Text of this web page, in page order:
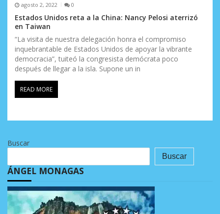
agosto 2, 2022 0
Estados Unidos reta a la China: Nancy Pelosi aterrizó
en Taiwan
“La visita de nuestra delegación honra el compromiso
inquebrantable de Estados Unidos de apoyar la vibrante
democracia”, tuiteó la congresista demócrata poco
después de llegar a la isla. Supone un in
READ MORE
Buscar
Buscar
ÁNGEL MONAGAS